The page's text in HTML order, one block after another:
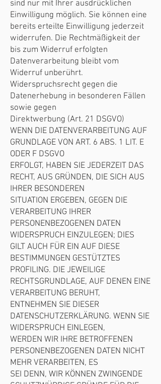
sind nur mit Ihrer ausdrücklichen
Einwilligung möglich. Sie können eine
bereits erteilte Einwilligung jederzeit
widerrufen. Die Rechtmäßigkeit der
bis zum Widerruf erfolgten
Datenverarbeitung bleibt vom
Widerruf unberührt.
Widerspruchsrecht gegen die
Datenerhebung in besonderen Fällen
sowie gegen
Direktwerbung (Art. 21 DSGVO)
WENN DIE DATENVERARBEITUNG AUF
GRUNDLAGE VON ART. 6 ABS. 1 LIT. E
ODER F DSGVO
ERFOLGT, HABEN SIE JEDERZEIT DAS
RECHT, AUS GRÜNDEN, DIE SICH AUS
IHRER BESONDEREN
SITUATION ERGEBEN, GEGEN DIE
VERARBEITUNG IHRER
PERSONENBEZOGENEN DATEN
WIDERSPRUCH EINZULEGEN; DIES
GILT AUCH FÜR EIN AUF DIESE
BESTIMMUNGEN GESTÜTZTES
PROFILING. DIE JEWEILIGE
RECHTSGRUNDLAGE, AUF DENEN EINE
VERARBEITUNG BERUHT,
ENTNEHMEN SIE DIESER
DATENSCHUTZERKLÄRUNG. WENN SIE
WIDERSPRUCH EINLEGEN,
WERDEN WIR IHRE BETROFFENEN
PERSONENBEZOGENEN DATEN NICHT
MEHR VERARBEITEN, ES
SEI DENN, WIR KÖNNEN ZWINGENDE